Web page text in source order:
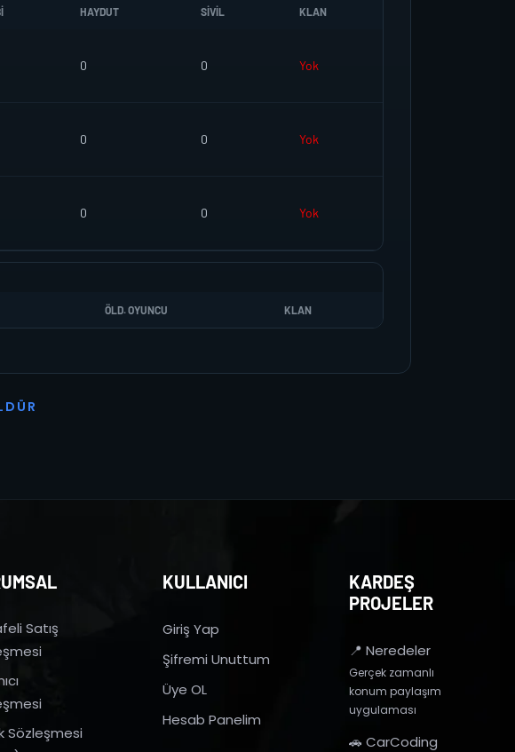
HAYDUT SIVIL KLAN
0 0 Yok
0 0 Yok
0 0 Yok
ÖLD. OYUNCU KLAN
D Ü R
Satış
Sözleşmesi
KULLANICI
Giriş Yap
Şifremi Unuttum
Üye OL
Hesab Panelim
KARDEŞ
PROJELER
📍 Neredeler
Gerçek zamanlı
konum paylaşım
uygulaması
🚗 CarCoding